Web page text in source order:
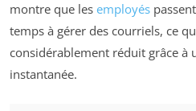
montre que les employés
temps à gérer des courriels, ce
considérablement réduit grâce à
instantanée.